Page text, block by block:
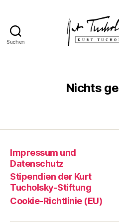
Suchen
Nichts
Impressum und
Datenschutz
Stipendien der Kurt
Tucholsky-Stiftung
Cookie-Richtlinie (EU)